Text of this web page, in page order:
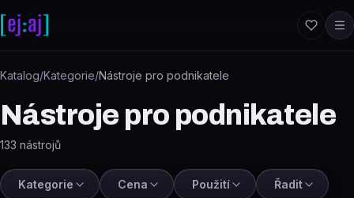
Katalog/Kategorie/Nástroje pro podnikatele
Nástroje pro podnikatele
133 nástrojů
Kategorie Cena Použití Řadit